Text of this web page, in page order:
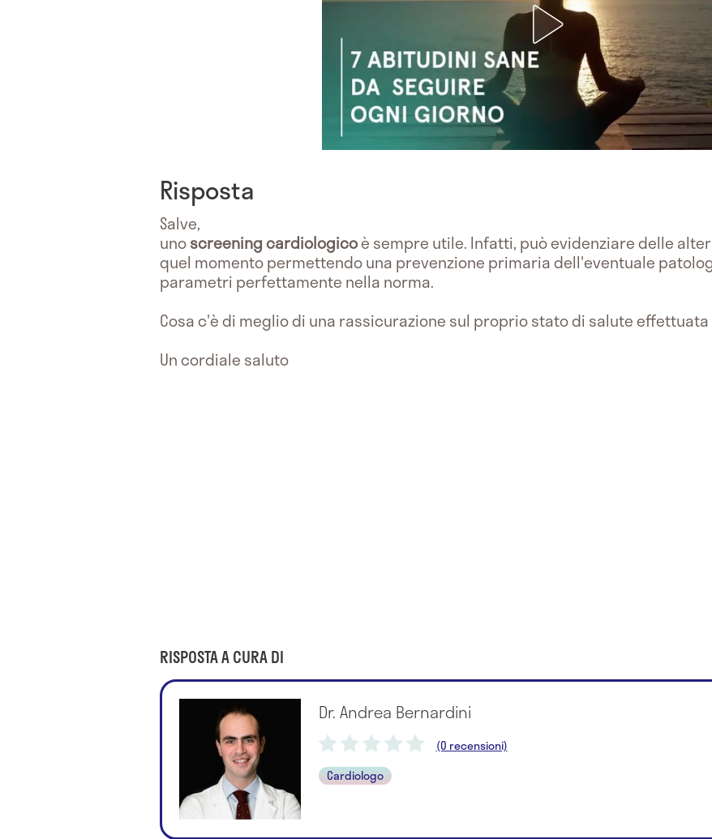
Risposta
Salve,
unoscreening cardiologicoè sempre utile. Infatti, può evidenziare delle
quel momento permettendo una prevenzione primaria dell'eventuale
parametri perfettamente nella norma.
Cosa c'è di meglio di una rassicurazione sul proprio stato di salute
Un cordiale saluto
RISPOSTA A CURA DI
Dr. Andrea Bernardini
(0 recensioni)
Cardiologo